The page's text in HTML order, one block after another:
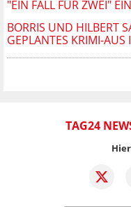
"EIN FALL FÜR ZWEI" EIN
BORRIS UND HILBERT
GEPLANTES KRIMI-AUS
TAG24